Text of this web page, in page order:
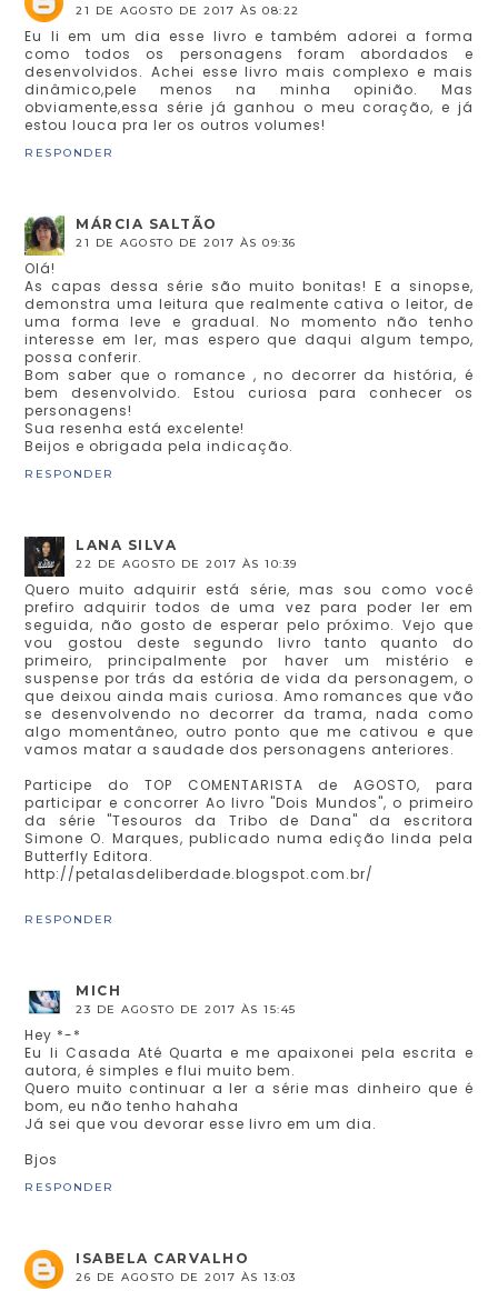
21 DE AGOSTO DE 2017 ÀS 08:22
Eu li em um dia esse livro e também adorei a forma
como todos os personagens foram abordados e
desenvolvidos. Achei esse livro mais complexo e mais
dinâmico,pele menos na minha opinião. Mas
obviamente,essa série já ganhou o meu coração, e já
estou louca pra ler os outros volumes!
RESPONDER
MÁRCIA SALTÃO
21 DE AGOSTO DE 2017 ÀS 09:36
Olá!
As capas dessa série são muito bonitas! E a sinopse,
demonstra uma leitura que realmente cativa o leitor, de
uma forma leve e gradual. No momento não tenho
interesse em ler, mas espero que daqui algum tempo,
possa conferir.
Bom saber que o romance , no decorrer da história, é
bem desenvolvido. Estou curiosa para conhecer os
personagens!
Sua resenha está excelente!
Beijos e obrigada pela indicação.
RESPONDER
LANA SILVA
22 DE AGOSTO DE 2017 ÀS 10:39
Quero muito adquirir está série, mas sou como você
prefiro adquirir todos de uma vez para poder ler em
seguida, não gosto de esperar pelo próximo. Vejo que
vou gostou deste segundo livro tanto quanto do
primeiro, principalmente por haver um mistério e
suspense por trás da estória de vida da personagem, o
que deixou ainda mais curiosa. Amo romances que vão
se desenvolvendo no decorrer da trama, nada como
algo momentâneo, outro ponto que me cativou e que
vamos matar a saudade dos personagens anteriores.
Participe do TOP COMENTARISTA de AGOSTO, para
participar e concorrer Ao livro "Dois Mundos", o primeiro
da série "Tesouros da Tribo de Dana" da escritora
Simone O. Marques, publicado numa edição linda pela
Butterfly Editora.
http://petalasdeliberdade.blogspot.com.br/
RESPONDER
MICH
23 DE AGOSTO DE 2017 ÀS 15:45
Hey *-*
Eu li Casada Até Quarta e me apaixonei pela escrita e
autora, é simples e flui muito bem.
Quero muito continuar a ler a série mas dinheiro que é
bom, eu não tenho hahaha
Já sei que vou devorar esse livro em um dia.
Bjos
RESPONDER
ISABELA CARVALHO
26 DE AGOSTO DE 2017 ÀS 13:03